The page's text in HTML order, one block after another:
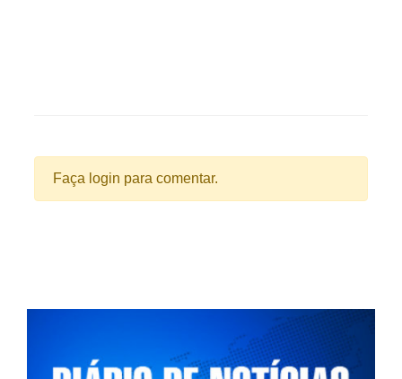
Faça login para comentar.